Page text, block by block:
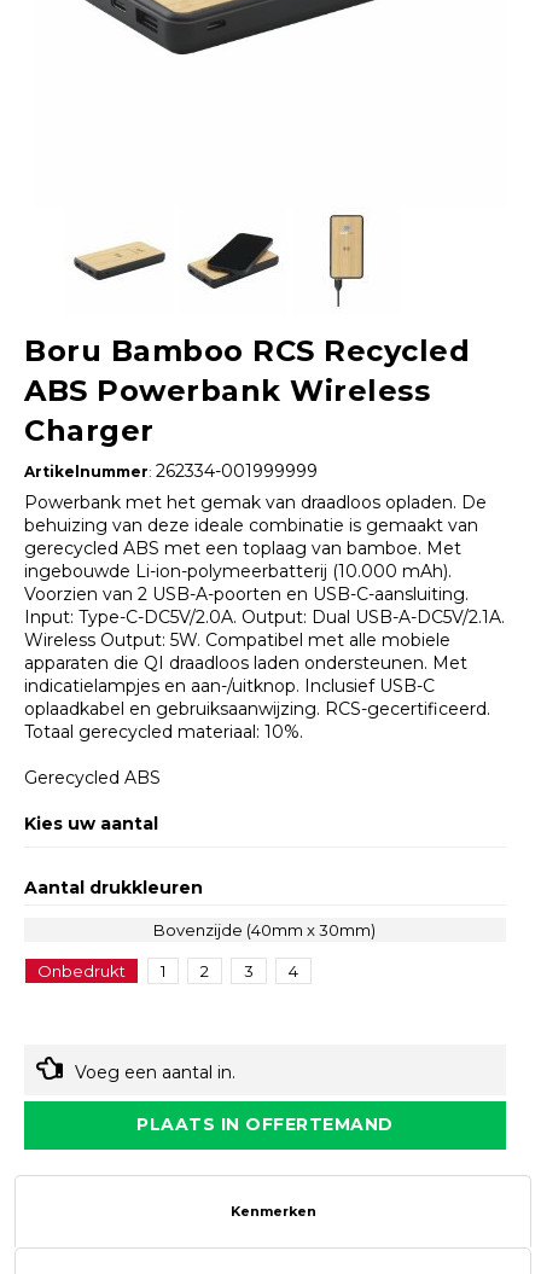
Boru Bamboo RCS Recycled
ABS Powerbank Wireless
Charger
Artikelnummer:262334-001999999
Powerbank met het gemak van draadloos opladen. De
behuizing van deze ideale combinatie is gemaakt van
gerecycled ABS met een toplaag van bamboe. Met
ingebouwde Li-ion-polymeerbatterij (10.000 mAh).
Voorzien van 2 USB-A-poorten en USB-C-aansluiting.
Input: Type-C-DC5V/2.0A. Output: Dual USB-A-DC5V/2.1A.
Wireless Output: 5W. Compatibel met alle mobiele
apparaten die QI draadloos laden ondersteunen. Met
indicatielampjes en aan-/uitknop. Inclusief USB-C
oplaadkabel en gebruiksaanwijzing. RCS-gecertificeerd.
Totaal gerecycled materiaal: 10%.
Gerecycled ABS
Kies uw aantal
Aantal drukkleuren
Bovenzijde (40mm x 30mm)
Onbedrukt 1 2 3 4
Voeg een aantal in.
PLAATS IN OFFERTEMAND
Kenmerken